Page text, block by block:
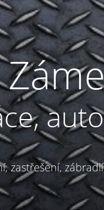
zastřešení,